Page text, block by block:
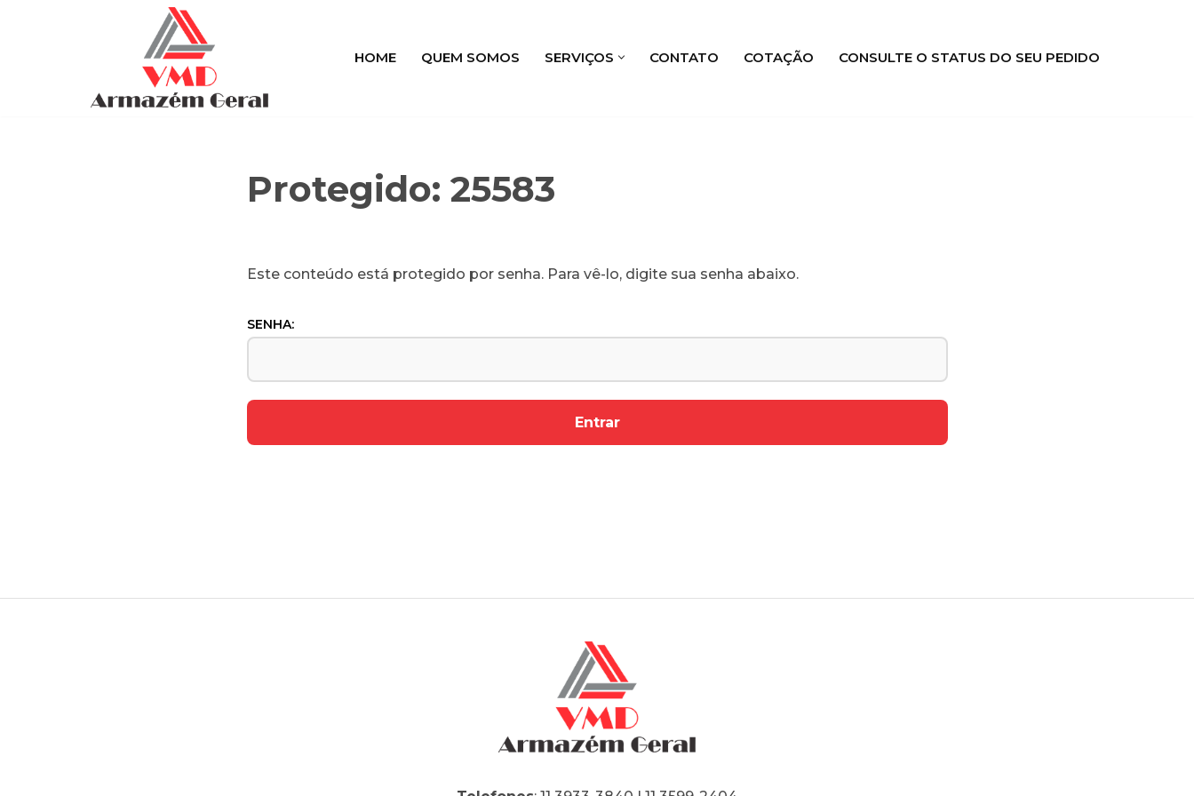
HOME QUEM SOMOS SERVIÇOS CONTATO COTAÇÃO CONSULTE O STATUS DO SEU PEDIDO
Protegido: 25583
Este conteúdo está protegido por senha. Para vê-lo, digite sua senha abaixo.
SENHA: